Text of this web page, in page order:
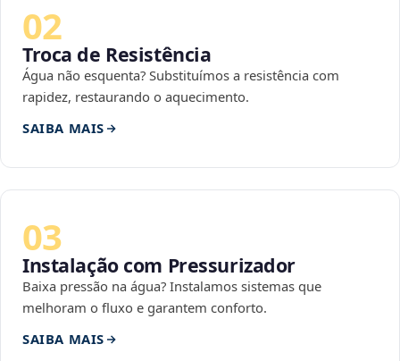
02
Troca de Resistência
Água não esquenta? Substituímos a resistência com
rapidez, restaurando o aquecimento.
SAIBA MAIS
03
Instalação com Pressurizador
Baixa pressão na água? Instalamos sistemas que
melhoram o fluxo e garantem conforto.
SAIBA MAIS